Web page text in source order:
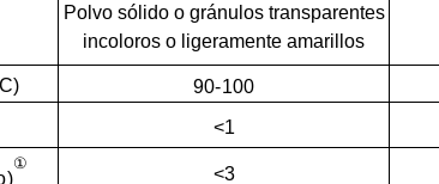
Polvo sólido o gránulos transparentes
incoloros o ligeramente amarillos
90-100
<1
①
<3